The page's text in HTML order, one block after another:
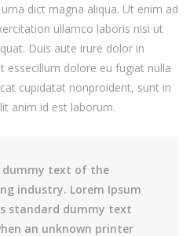
dict magna aliqua. Ut enim ad
ullamco laboris nisi ut
Duis aute irure dolor in
essecillum dolore eu fugiat nulla
cupidatat nonproident, sunt in
anim id est laborum.
dummy text of the
industry. Lorem Ipsum
standard dummy text
an unknown printer